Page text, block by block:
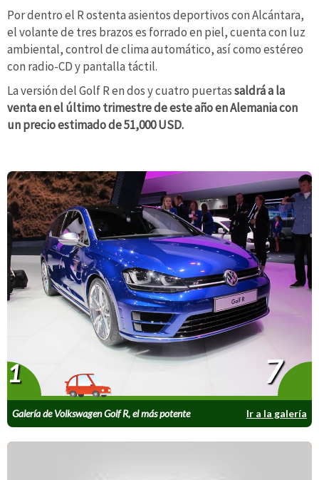
Por dentro el R ostenta asientos deportivos con Alcántara,
el volante de tres brazos es forrado en piel, cuenta con luz
ambiental, control de clima automático, así como estéreo
con radio-CD y pantalla táctil.
La versión del Golf R en dos y cuatro puertassaldrá a la
venta en el último trimestre de este año en Alemania con
un precio estimado de 51,000 USD.
Galería de Volkswagen Golf R, el más potente
hasta ahora
Ir a la galería
1 7